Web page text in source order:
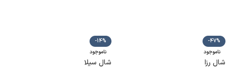
-47%
ناموجود
شال رزا
-14%
ناموجود
شال سيلا